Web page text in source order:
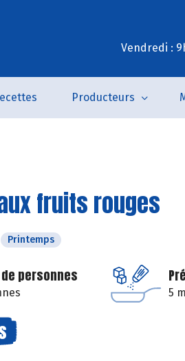
Vendredi :
Producteurs
fruits rouges
Printemps
personnes
5